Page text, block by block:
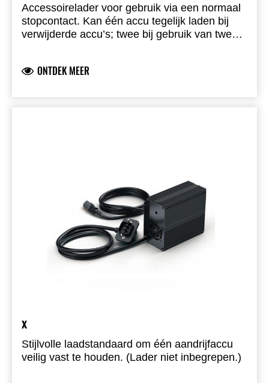
Accessoirelader voor gebruik via een normaal
stopcontact. Kan één accu tegelijk laden bij
verwijderde accu’s; twee bij gebruik van twee
batterijmanagementsysteem. Interne koelfan
ONTDEK MEER
x
Stijlvolle laadstandaard om één aandrijfaccu
veilig vast te houden. (Lader niet inbegrepen.)